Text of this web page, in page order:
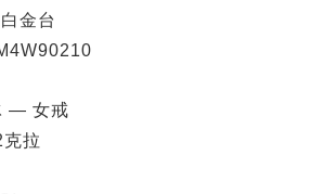
金台
— 女戒
拉